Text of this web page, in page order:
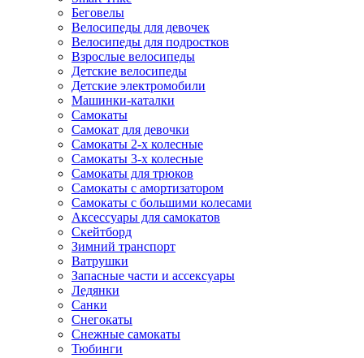
Беговелы
Велосипеды для девочек
Велосипеды для подростков
Взрослые велосипеды
Детские велосипеды
Детские электромобили
Машинки-каталки
Самокаты
Самокат для девочки
Самокаты 2-х колесные
Самокаты 3-х колесные
Самокаты для трюков
Самокаты с амортизатором
Самокаты с большими колесами
Аксессуары для самокатов
Скейтборд
Зимний транспорт
Ватрушки
Запасные части и ассексуары
Ледянки
Санки
Снегокаты
Снежные самокаты
Тюбинги